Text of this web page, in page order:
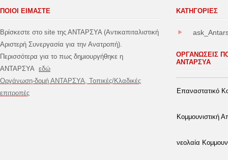
ΠΟΙΟΙ ΕΙΜΑΣΤΕ
Βρίσκεστε στο site της ΑΝΤΑΡΣΥΑ (Αντικαπιταλιστική
Αριστερή Συνεργασία για την Ανατροπή).
Περισσότερα για το πως δημιουργήθηκε η
ΑΝΤΑΡΣΥΑ εδώ
Οργάνωση-δομή ΑΝΤΑΡΣΥΑ, Τοπικές/Κλαδικές
επιτροπές
ΚΑΤΗΓΟΡΊΕΣ
ΟΡΓΑΝΩΣΕΙΣ
ΑΝΤΑΡΣΥΑ
Επαναστατικό
Κομμουνιστική
νεολαία